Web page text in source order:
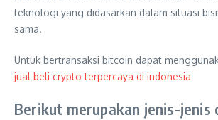
teknologi yang didasarkan dalam situasi
sama.
Untuk bertransaksi bitcoin dapat
jual beli crypto terpercaya di indonesia
Berikut merupakan jenis-jenis